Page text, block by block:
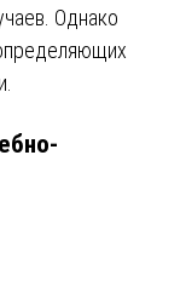
Однако